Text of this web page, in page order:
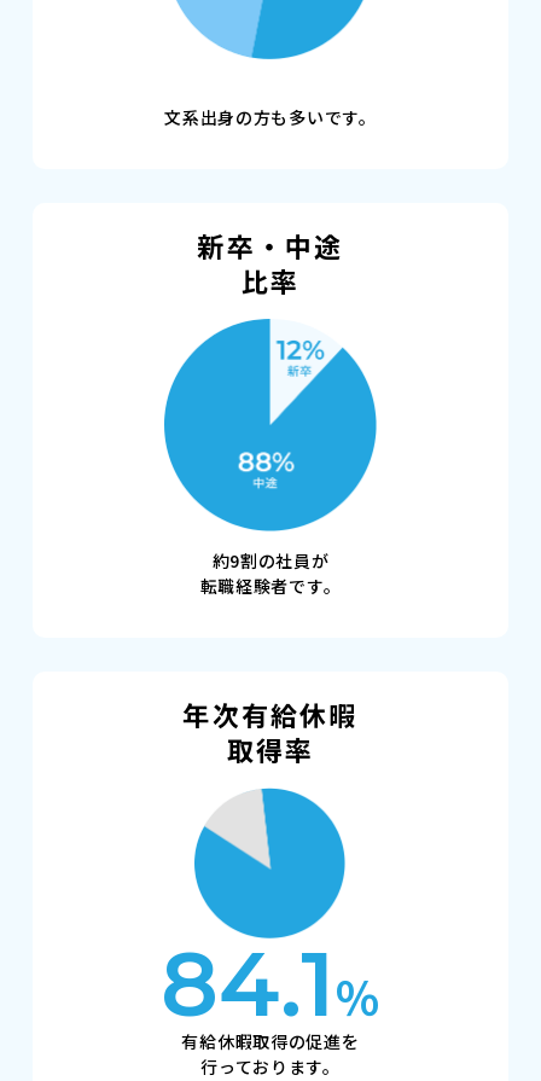
文系出身の方も多いです。
新卒・中途
比率
約9割の社員が
転職経験者です。
年次有給休暇
取得率
84.1％
有給休暇取得の促進を
行っております。